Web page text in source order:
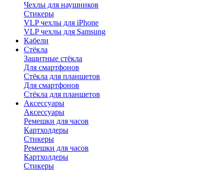
Чехлы для наушников
Стикеры
VLP чехлы для iPhone
VLP чехлы для Samsung
Кабели
Стёкла
Защитные стёкла
Для смартфонов
Стёкла для планшетов
Для смартфонов
Стёкла для планшетов
Аксессуары
Аксессуары
Ремешки для часов
Картхолдеры
Стикеры
Ремешки для часов
Картхолдеры
Стикеры